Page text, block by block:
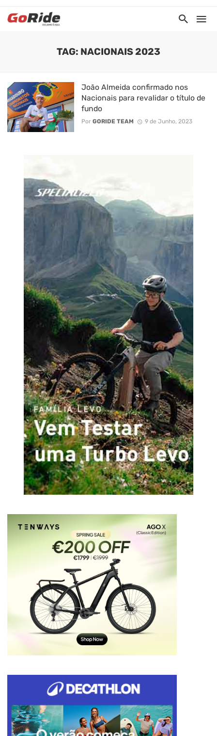
TAG: NACIONAIS 2023
João Almeida confirmado nos
Nacionais para revalidar o título de
fundo
Por GORIDE TEAM 9 de Junho, 2023